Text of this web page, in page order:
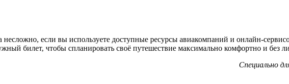
несложно, если вы используете доступные ресурсы авиакомпаний и онлайн-
билет, чтобы спланировать своё путешествие максимально комфортно и без
Специально